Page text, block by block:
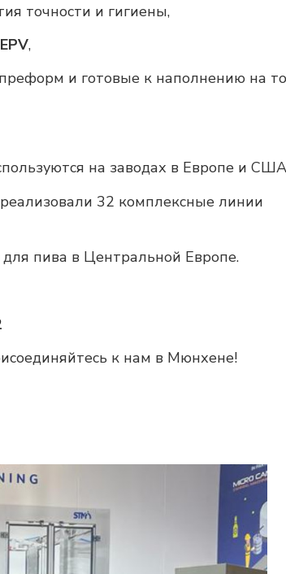
точности и гигиены,
,
и готовые к наполнению на
на заводах в Европе и
32 комплексные линии
пива в Центральной Европе.
к нам в Мюнхене!